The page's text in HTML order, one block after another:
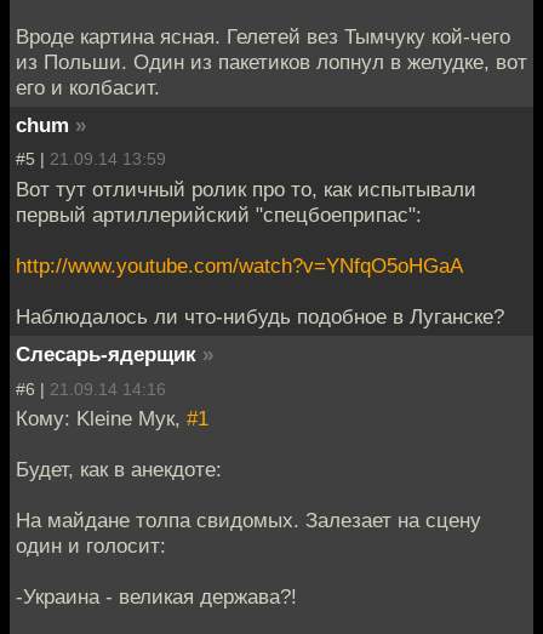
Вроде картина ясная. Гелетей вез Тымчуку кой-чего
из Польши. Один из пакетиков лопнул в желудке, вот
его и колбасит.
chum »
#5 | 21.09.14 13:59
Вот тут отличный ролик про то, как испытывали
первый артиллерийский "спецбоеприпас":
http://www.youtube.com/watch?v=YNfqO5oHGaA
Наблюдалось ли что-нибудь подобное в Луганске?
Слесарь-ядерщик »
#6 | 21.09.14 14:16
Кому: Kleine Мук, #1
Будет, как в анекдоте:
На майдане толпа свидомых. Залезает на сцену
один и голосит:
-Украина - великая держава?!